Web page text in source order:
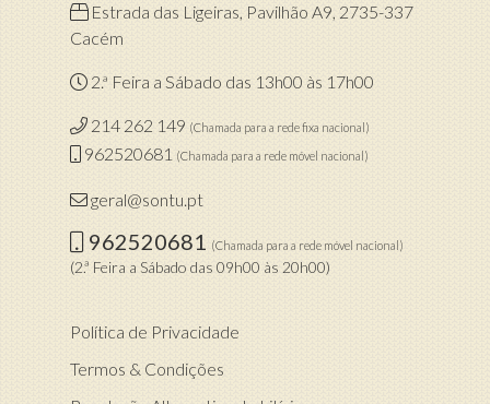
Estrada das Ligeiras, Pavilhão A9, 2735-337
Cacém
2.ª Feira a Sábado das 13h00 às 17h00
214 262 149 (Chamada para a rede fixa nacional)
962520681 (Chamada para a rede móvel nacional)
geral@sontu.pt
962520681 (Chamada para a rede móvel nacional)
(2.ª Feira a Sábado das 09h00 às 20h00)
Política de Privacidade
Termos & Condições